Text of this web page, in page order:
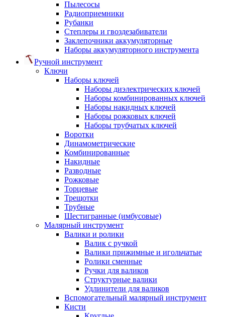
Пылесосы
Радиоприемники
Рубанки
Степлеры и гвоздезабиватели
Заклепочники аккумуляторные
Наборы аккумуляторного инструмента
Ручной инструмент
Ключи
Наборы ключей
Наборы диэлектрических ключей
Наборы комбинированных ключей
Наборы накидных ключей
Наборы рожковых ключей
Наборы трубчатых ключей
Воротки
Динамометрические
Комбинированные
Накидные
Разводные
Рожковые
Торцевые
Трещотки
Трубные
Шестигранные (имбусовые)
Малярный инструмент
Валики и ролики
Валик с ручкой
Валики прижимные и игольчатые
Ролики сменные
Ручки для валиков
Структурные валики
Удлинители для валиков
Вспомогательный малярный инструмент
Кисти